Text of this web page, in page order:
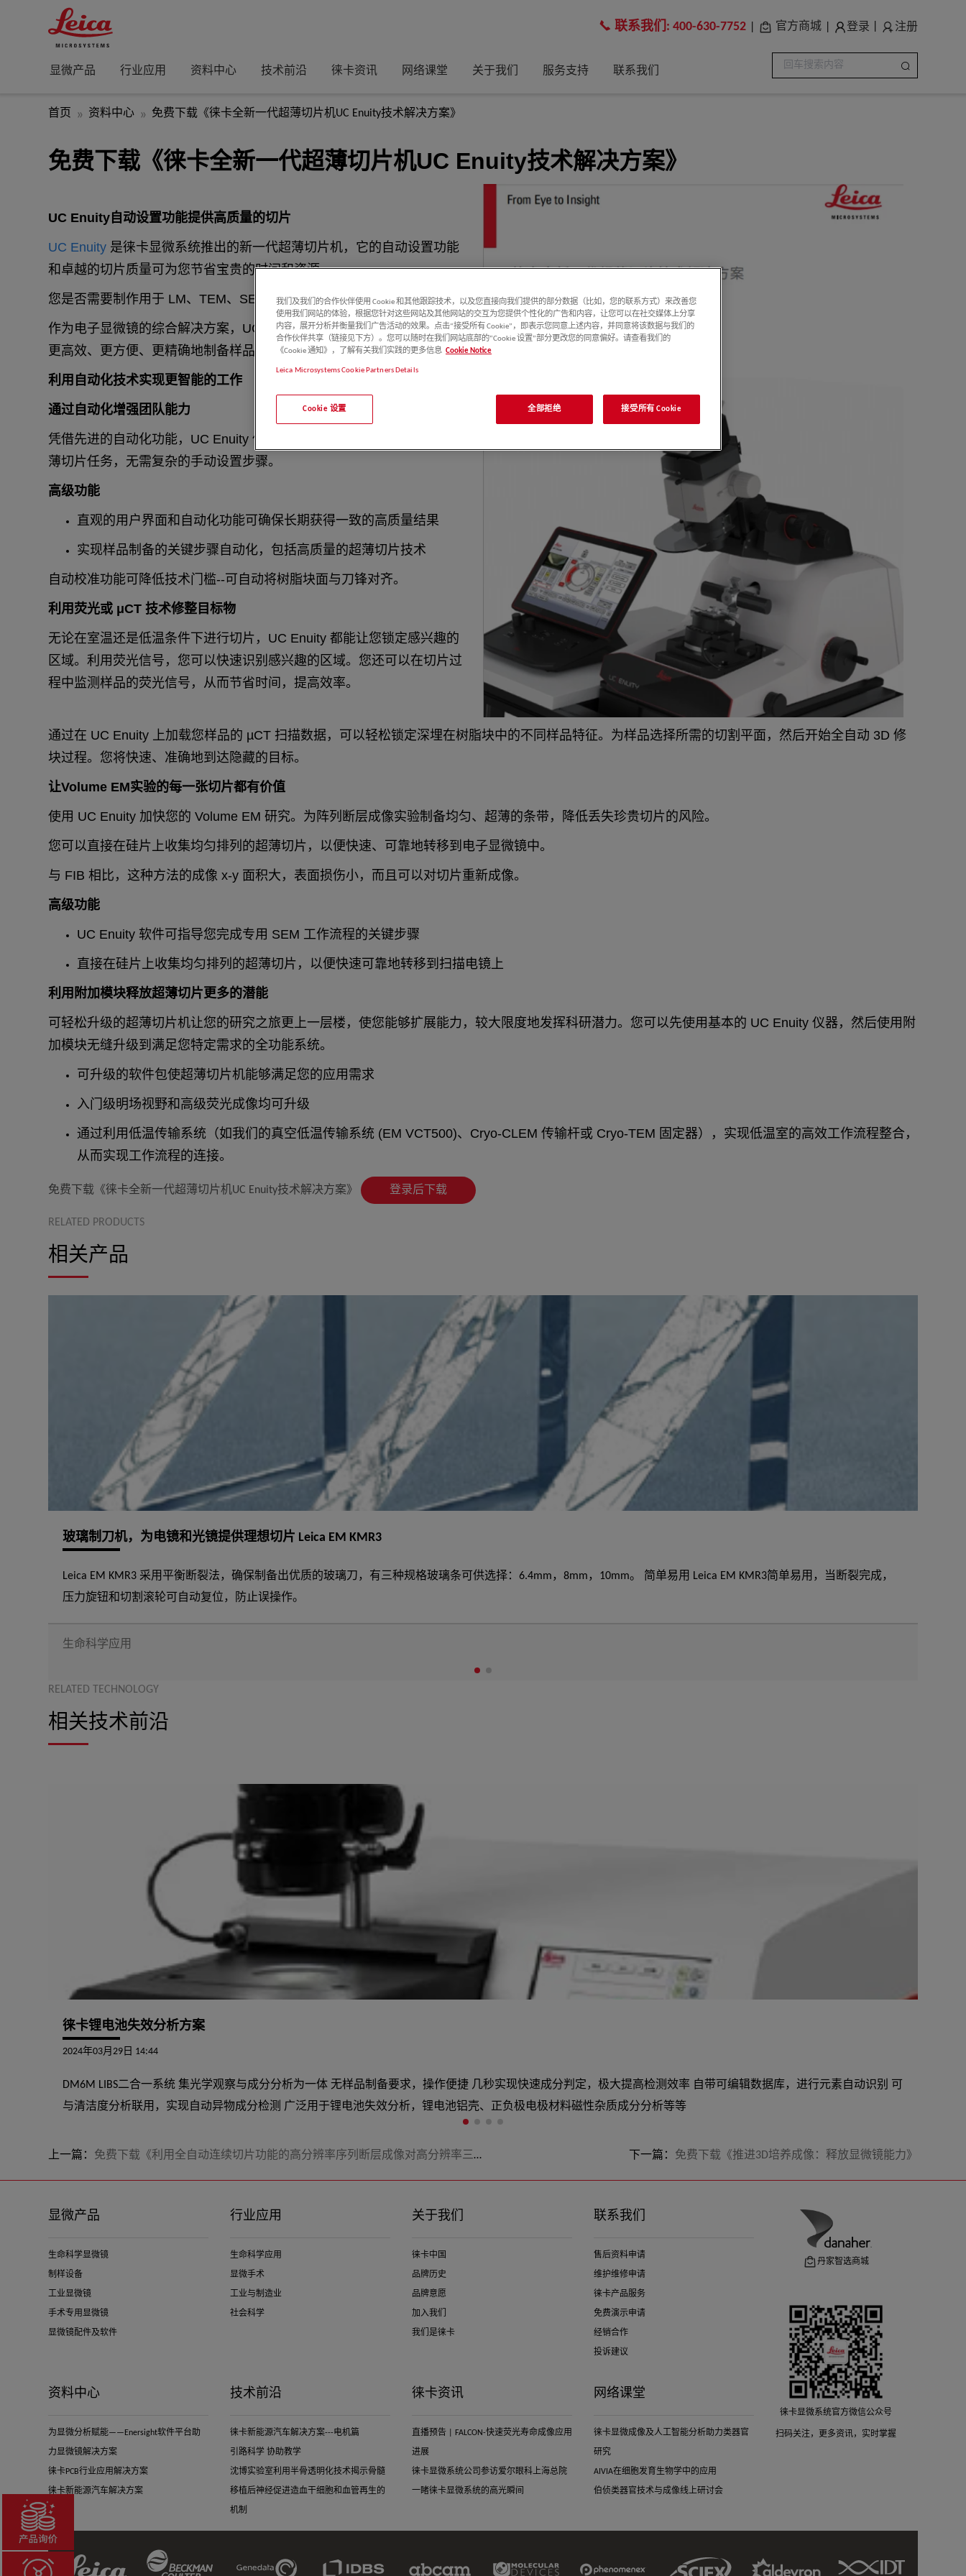
联系我们: 400-630-7752 官方商城 登录 注册
显微产品 行业应用 资料中心 技术前沿 徕卡资讯 网络课堂 关于我们 服务支持 联系我们
首页 资料中心 免费下载《徕卡全新一代超薄切片机UC Enuity技术解决方案》
免费下载《徕卡全新一代超薄切片机UC Enuity技术解决方案》
UC Enuity自动设置功能提供高质量的切片
UC Enuity 是徕卡显微系统推出的新一代超薄切片机，它的自动设置功能
和卓越的切片质量可为您节省宝贵的时间和资源。
您是否需要制作用于 LM、TEM、SEM 或 AFM 观察的半薄或超薄切片？
作为电子显微镜的综合解决方案，UC Enuity 可帮助不同专业水平的用户
更高效、更方便、更精确地制备样品。
利用自动化技术实现更智能的工作
通过自动化增强团队能力
凭借先进的自动化功能，UC Enuity 使所有实验室用户都能高效地执行超
薄切片任务，无需复杂的手动设置步骤。
高级功能
直观的用户界面和自动化功能可确保长期获得一致的高质量结果
实现样品制备的关键步骤自动化，包括高质量的超薄切片技术
自动校准功能可降低技术门槛--可自动将树脂块面与刀锋对齐。
利用荧光或 μCT 技术修整目标物
无论在室温还是低温条件下进行切片，UC Enuity 都能让您锁定感兴趣的
区域。利用荧光信号，您可以快速识别感兴趣的区域。您还可以在切片过
程中监测样品的荧光信号，从而节省时间，提高效率。
通过在 UC Enuity 上加载您样品的 µCT 扫描数据，可以轻松锁定深埋在树脂块中的不同样品特征。为样品选择所需的切割平面，然后开始全自动 3D 修
块过程。您将快速、准确地到达隐藏的目标。
让Volume EM实验的每一张切片都有价值
使用 UC Enuity 加快您的 Volume EM 研究。为阵列断层成像实验制备均匀、超薄的条带，降低丢失珍贵切片的风险。
您可以直接在硅片上收集均匀排列的超薄切片，以便快速、可靠地转移到电子显微镜中。
与 FIB 相比，这种方法的成像 x-y 面积大，表面损伤小，而且可以对切片重新成像。
高级功能
UC Enuity 软件可指导您完成专用 SEM 工作流程的关键步骤
直接在硅片上收集均匀排列的超薄切片，以便快速可靠地转移到扫描电镜上
利用附加模块释放超薄切片更多的潜能
可轻松升级的超薄切片机让您的研究之旅更上一层楼，使您能够扩展能力，较大限度地发挥科研潜力。您可以先使用基本的 UC Enuity 仪器，然后使用附
加模块无缝升级到满足您特定需求的全功能系统。
可升级的软件包使超薄切片机能够满足您的应用需求
入门级明场视野和高级荧光成像均可升级
通过利用低温传输系统（如我们的真空低温传输系统 (EM VCT500)、Cryo-CLEM 传输杆或 Cryo-TEM 固定器），实现低温室的高效工作流程整合，
从而实现工作流程的连接。
免费下载《徕卡全新一代超薄切片机UC Enuity技术解决方案》 登录后下载
RELATED PRODUCTS
相关产品
玻璃制刀机，为电镜和光镜提供理想切片 Leica EM KMR3
Leica EM KMR3 采用平衡断裂法，确保制备出优质的玻璃刀，有三种规格玻璃条可供选择：6.4mm，8mm，10mm。 简单易用 Leica EM KMR3简单易用，当断裂完成，
压力旋钮和切割滚轮可自动复位，防止误操作。
生命科学应用
RELATED TECHNOLOGY
相关技术前沿
徕卡锂电池失效分析方案
2024年03月29日 14:44
DM6M LIBS二合一系统 集光学观察与成分分析为一体 无样品制备要求，操作便捷 几秒实现快速成分判定，极大提高检测效率 自带可编辑数据库，进行元素自动识别 可
与清洁度分析联用，实现自动异物成分检测 广泛用于锂电池失效分析，锂电池铝壳、正负极电极材料磁性杂质成分分析等等
上一篇： 免费下载《利用全自动连续切片功能的高分辨率序列断层成像对高分辨率三维亚细胞结构分析进行优化》 下一篇： 免费下载《推进3D培养成像：释放显微镜能力》
显微产品
生命科学显微镜
制样设备
工业显微镜
手术专用显微镜
显微镜配件及软件
行业应用
生命科学应用
显微手术
工业与制造业
社会科学
关于我们
徕卡中国
品牌历史
品牌意愿
加入我们
我们是徕卡
联系我们
售后资料申请
维护维修申请
徕卡产品服务
免费演示申请
经销合作
投诉建议
资料中心
为显微分析赋能——Enersight软件平台助
力显微镜解决方案
徕卡PCB行业应用解决方案
徕卡新能源汽车解决方案
技术前沿
徕卡新能源汽车解决方案---电机篇
引路科学 协助教学
沈博实验室利用半骨透明化技术揭示骨髓
移植后神经促进造血干细胞和血管再生的
机制
徕卡资讯
直播预告 | FALCON-快速荧光寿命成像应用
进展
徕卡显微系统公司参访爱尔眼科上海总院
一睹徕卡显微系统的高光瞬间
网络课堂
徕卡显微成像及人工智能分析助力类器官
研究
AIVIA在细胞发育生物学中的应用
伯侦类器官技术与成像线上研讨会
丹家智选商城
徕卡显微系统官方微信公众号
扫码关注，更多资讯，实时掌握
Leica
Beckman
Genedata IDBS Abcam Molecular Phenomenex
Sciex Aldevron IDT
我们及我们的合作伙伴使用 Cookie 和其他跟踪技术，以及您直接向我们提供的部分数据（比如，您的联系方式）来改善您
使用我们网站的体验，根据您针对这些网站及其他网站的交互为您提供个性化的广告和内容，让您可以在社交媒体上分享
内容，展开分析并衡量我们广告活动的效果。点击“接受所有 Cookie”，即表示您同意上述内容，并同意将该数据与我们的
合作伙伴共享（链接见下方）。您可以随时在我们网站底部的“Cookie 设置”部分更改您的同意偏好。请查看我们的
《Cookie 通知》，了解有关我们实践的更多信息 Cookie Notice
Leica Microsystems Cookie Partners Details
Cookie 设置 全部拒绝 接受所有 Cookie